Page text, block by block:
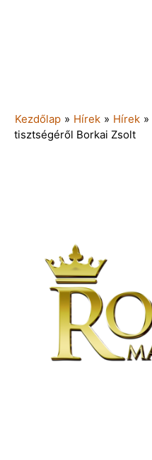
Kezdőlap » Hírek » Hírek »
tisztségéről Borkai Zsolt